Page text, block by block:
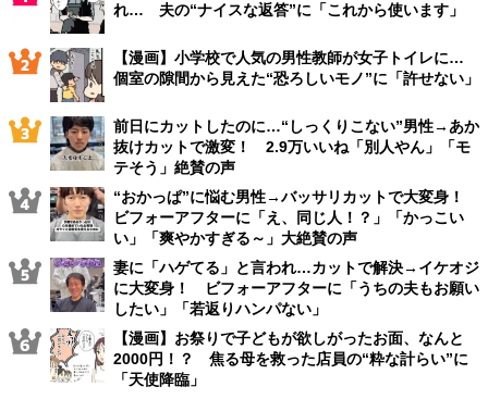
れ… 夫の“ナイスな返答”に「これから使います」
【漫画】小学校で人気の男性教師が女子トイレに…
個室の隙間から見えた“恐ろしいモノ”に「許せない」
前日にカットしたのに…“しっくりこない”男性→あか
抜けカットで激変！ 2.9万いいね「別人やん」「モ
テそう」絶賛の声
“おかっぱ”に悩む男性→バッサリカットで大変身！
ビフォーアフターに「え、同じ人！？」「かっこい
い」「爽やかすぎる～」大絶賛の声
妻に「ハゲてる」と言われ…カットで解決→イケオジ
に大変身！ ビフォーアフターに「うちの夫もお願い
したい」「若返りハンパない」
【漫画】お祭りで子どもが欲しがったお面、なんと
2000円！？ 焦る母を救った店員の“粋な計らい”に
「天使降臨」